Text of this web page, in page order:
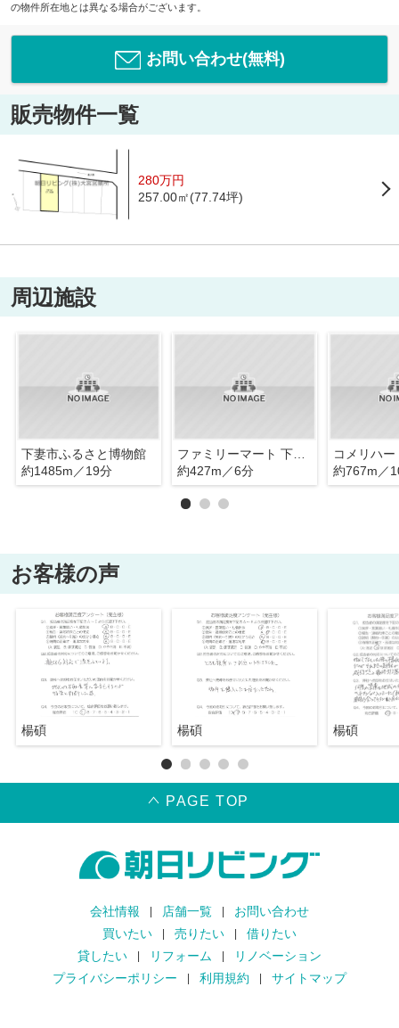
の物件所在地とは異なる場合がございます。
お問い合わせ(無料)
販売物件一覧
280万円
257.00㎡(77.74坪)
周辺施設
下妻市ふるさと博物館
約1485m／19分
ファミリーマート 下妻南原店
約427m／6分
約767m／
お客様の声
楊碩 楊碩 楊碩
PAGE TOP
会社情報 店舗一覧
お問い合わせ
買いたい
売りたい
借りたい
貸したい
リフォーム
リノベーション
プライバシーポリシー
利用規約 サイトマップ